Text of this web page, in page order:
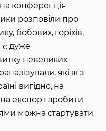
конференція
розповіли про
бобових, горіхів,
є дуже
невеликих
які ж з
вигідно, на
експорт зробити
можна стартувати